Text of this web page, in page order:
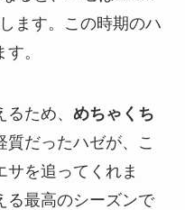
ます。この時期のハ
。
ため、 めちゃくち
質だったハゼが、こ
を追ってくれま
る最高のシーズンで